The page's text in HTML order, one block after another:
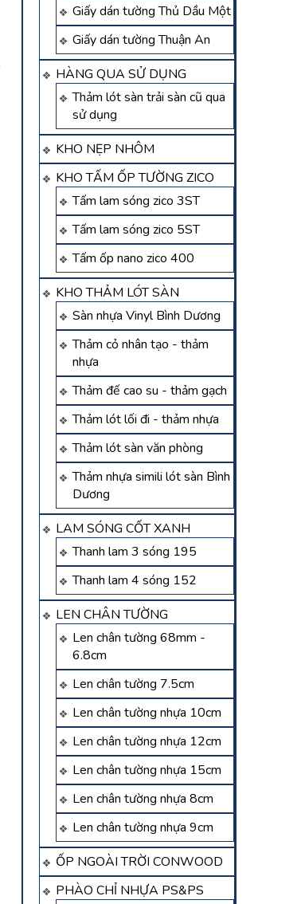
Giấy dán tường Thủ Dầu Một
Giấy dán tường Thuận An
HÀNG QUA SỬ DỤNG
Thảm lót sàn trải sàn cũ qua
sử dụng
KHO NẸP NHÔM
KHO TẤM ỐP TƯỜNG ZICO
Tấm lam sóng zico 3ST
Tấm lam sóng zico 5ST
Tấm ốp nano zico 400
KHO THẢM LÓT SÀN
Sàn nhựa Vinyl Bình Dương
Thảm cỏ nhân tạo - thảm
nhựa
Thảm đế cao su - thảm gạch
Thảm lót lối đi - thảm nhựa
Thảm lót sàn văn phòng
Thảm nhựa simili lót sàn Bình
Dương
LAM SÓNG CỐT XANH
Thanh lam 3 sóng 195
Thanh lam 4 sóng 152
LEN CHÂN TƯỜNG
Len chân tường 68mm -
6.8cm
Len chân tường 7.5cm
Len chân tường nhựa 10cm
Len chân tường nhựa 12cm
Len chân tường nhựa 15cm
Len chân tường nhựa 8cm
Len chân tường nhựa 9cm
ỐP NGOÀI TRỜI CONWOOD
PHÀO CHỈ NHỰA PS&PS